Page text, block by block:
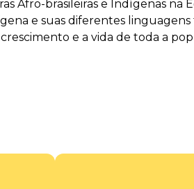
Afro-brasileiras e Indígenas
e suas diferentes
e a vida de toda a